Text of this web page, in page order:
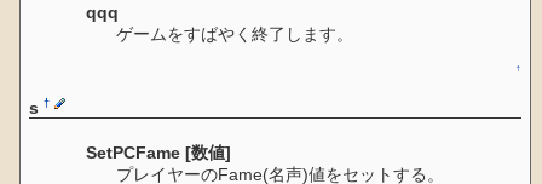
qqq
ゲームをすばやく終了します。
↑
s†
SetPCFame [数値]
プレイヤーのFame(名声)値をセットする。